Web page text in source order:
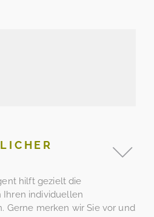
hilft gezielt die
Ihren individuellen
Gerne merken wir Sie vor und